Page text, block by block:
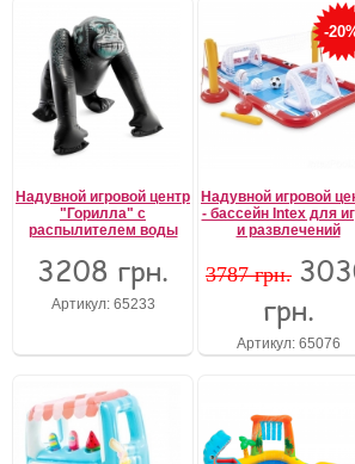
Ветровки
Оплата и доставка
О нас
Сотрудничество
Имя пользователя (логин)
Пароль
Запомнить меня
Забыли имя пользователя (логин)?
Надувной игровой центр
"Горилла" с
распылителем воды
3208 грн.
Артикул: 65233
-
Надувной игровой
- бассейн Intex для
и развлечений
3787 грн.
грн.
Артикул: 65076